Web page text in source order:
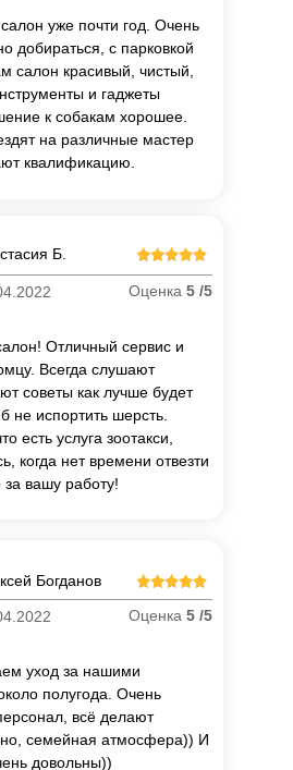
уже почти год. Очень
добираться, с парковкой
салон красивый, чистый,
и гаджеты
к собакам хорошее.
на различные мастер
квалификацию.
Б.
Оценка 5 /5
Отличный сервис и
Всегда слушают
советы как лучше будет
не испортить шерсть.
есть услуга зоотакси,
когда нет времени отвезти
вашу работу!
Богданов
Оценка 5 /5
уход за нашими
полугода. Очень
всё делают
семейная атмосфера)) И
довольны))